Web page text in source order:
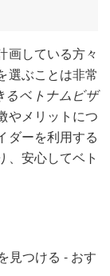
画している方々
選ぶことは非常
るベトナムビザ
やメリットにつ
ダーを利用する
、安心してベト